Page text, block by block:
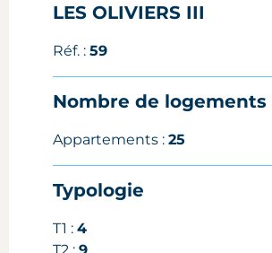
LES OLIVIERS III
Réf. :59
Nombre de logements
Appartements :25
Typologie
T1 :4
T2 :9